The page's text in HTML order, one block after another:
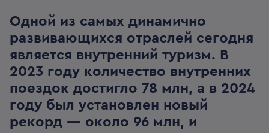
Одной из самых динамично
развивающихся отраслей сегодня
является внутренний туризм. В
2023 году количество внутренних
поездок достигло 78 млн, а в 2024
году был установлен новый
рекорд — около 96 млн, и